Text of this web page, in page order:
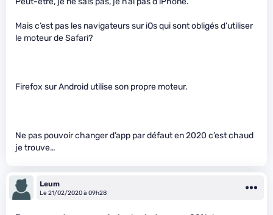
Mais c’est pas les navigateurs sur iOs qui sont obligés d’utiliser
le moteur de Safari?
Firefox sur Android utilise son propre moteur.
Ne pas pouvoir changer d’app par défaut en 2020 c’est chaud
je trouve…
Leum
Le 21/02/2020 à 09h28